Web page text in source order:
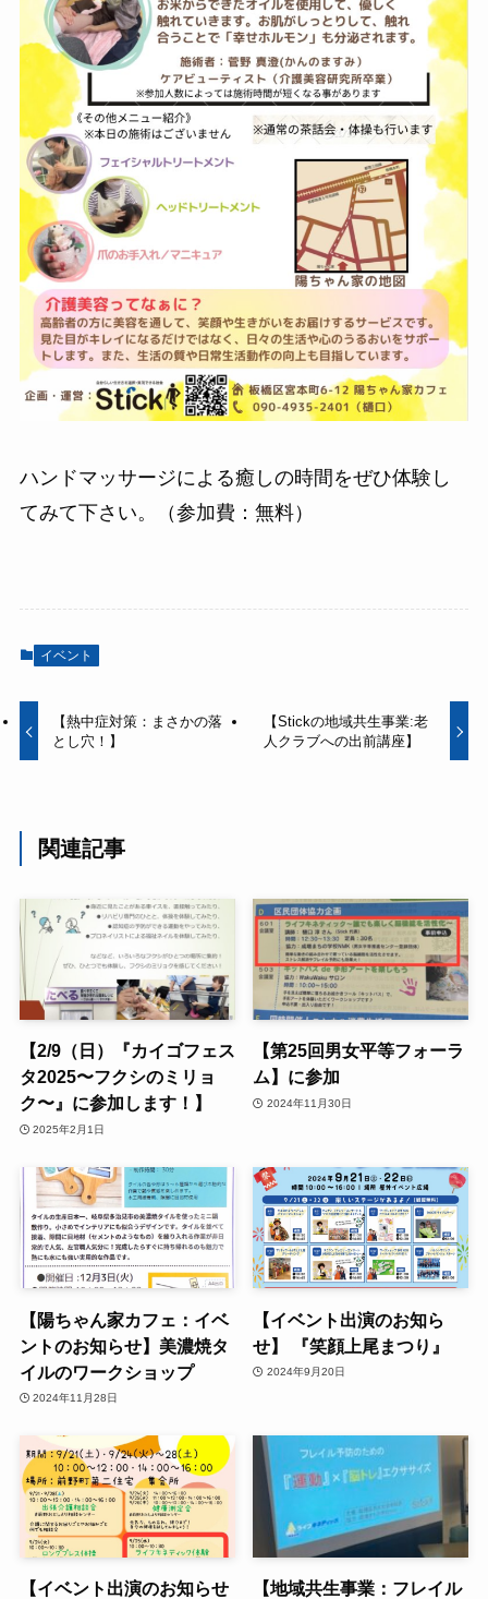
ハンドマッサージによる癒しの時間をぜひ体験し
てみて下さい。（参加費：無料）
イベント
【熱中症対策：まさかの落
とし穴！】
【Stickの地域共生事業:老
人クラブへの出前講座】
関連記事
【2/9（日）『カイゴフェス
タ2025〜フクシのミリョ
ク〜』に参加します！】
2025年2月1日
【第25回男女平等フォーラ
ム】に参加
2024年11月30日
【陽ちゃん家カフェ：イベ
ントのお知らせ】美濃焼タ
イルのワークショップ
2024年11月28日
【イベント出演のお知ら
せ】 『笑顔上尾まつり』
2024年9月20日
【イベント出演のお知らせ
【地域共生事業：フレイル